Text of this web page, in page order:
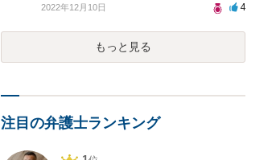
2022年12月10日 4
もっと見る
注目の弁護士ランキング